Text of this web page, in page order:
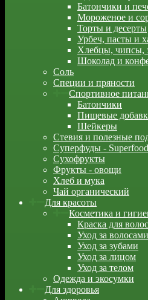
Батончики и
Мороженое и
Торты и десерты
Урбеч, пасты и
Хлебцы, чипсы,
Шоколад и
Соль
Специи и пряности
Спортивное
Батончики
Пищевые
Шейкеры
Стевия и полезные
Суперфуды -
Сухофрукты
Фрукты - овощи
Хлеб и мука
Чай органический
Для красоты
Косметика и
Краска для волос
Уход за волосами
Уход за зубами
Уход за лицом
Уход за телом
Одежда и экосумки
Для здоровья